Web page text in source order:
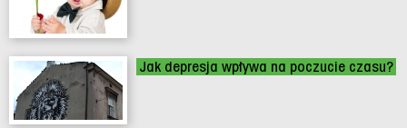
Jak depresja wpływa na poczucie czasu?